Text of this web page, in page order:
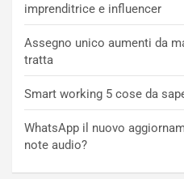
imprenditrice e influencer
Assegno unico aumenti da
tratta
Smart working 5 cose da
WhatsApp il nuovo
note audio?